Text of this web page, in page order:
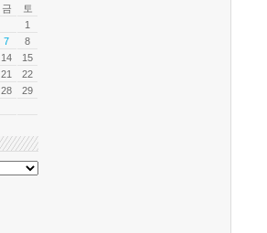
금
토
1
7
8
14
15
21
22
28
29